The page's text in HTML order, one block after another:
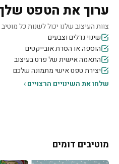
ערוך את הטפט
צוות העיצוב שלנו יכול לשנות כל
שינוי גדלים וצבעים
הוספה או הסרת אובייקטים
התאמה אישית של פרט בעיצוב
יצירת טפט אישי מתמונה שלכם
שלחו את השינויים הרצויים ›
מוטיבים דומים